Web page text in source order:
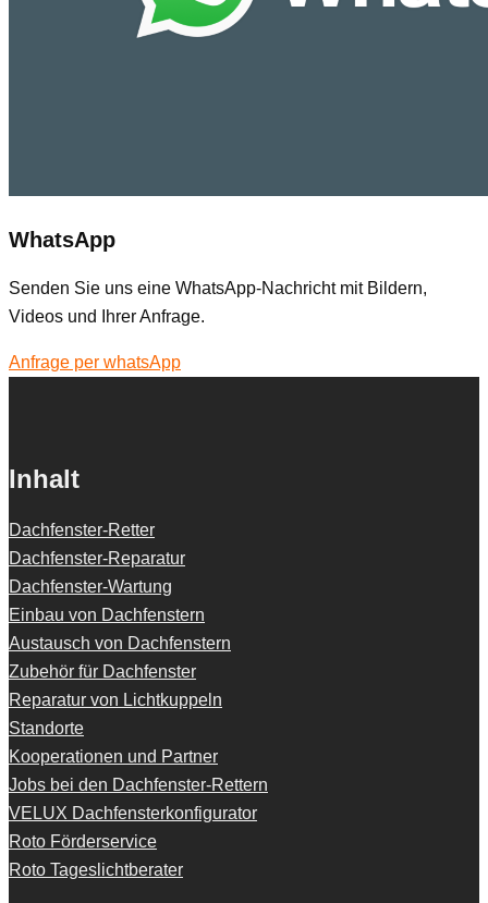
WhatsApp
Senden Sie uns eine WhatsApp-Nachricht mit Bildern,
Videos und Ihrer Anfrage.
Anfrage per whatsApp
Inhalt
Dachfenster-Retter
Dachfenster-Reparatur
Dachfenster-Wartung
Einbau von Dachfenstern
Austausch von Dachfenstern
Zubehör für Dachfenster
Reparatur von Lichtkuppeln
Standorte
Kooperationen und Partner
Jobs bei den Dachfenster-Rettern
VELUX Dachfensterkonfigurator
Roto Förderservice
Roto Tageslichtberater